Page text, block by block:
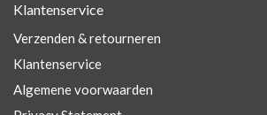
Klantenservice
Verzenden & retourneren
Klantenservice
Algemene voorwaarden